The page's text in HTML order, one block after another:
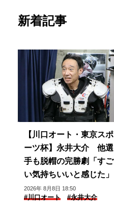
新着記事
【川口オート・東京スポ
ーツ杯】永井大介 他選
手も脱帽の完勝劇「すご
い気持ちいいと感じた」
2026年 8月8日 18:50
#川口オート #永井大介